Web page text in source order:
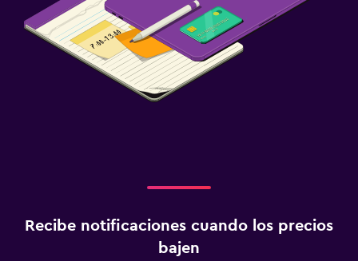
Recibe notificaciones cuando los precios
bajen